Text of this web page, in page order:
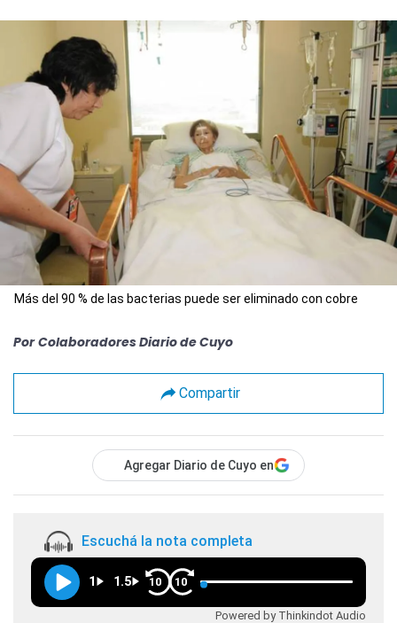
Más del 90 % de las bacterias puede ser eliminado con cobre
Por Colaboradores Diario de Cuyo
Compartir
Agregar Diario de Cuyo en
Escuchá la nota completa
1 1.5 10 10
Powered by Thinkindot Audio